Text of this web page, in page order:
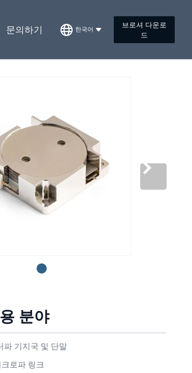
문의하기 한국어
브로셔 다운로
드
분야
파 기지국 및 단말
로파 링크